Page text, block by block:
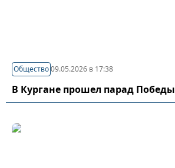
Общество09.05.2026 в 17:38
В Кургане прошел парад Победы